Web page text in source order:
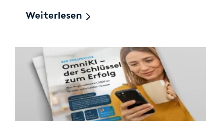
Weiterlesen